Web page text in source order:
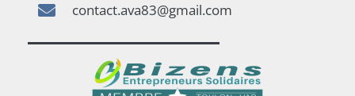
contact.ava83@gmail.com